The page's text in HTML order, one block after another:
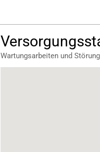
Wartungsarbeiten und